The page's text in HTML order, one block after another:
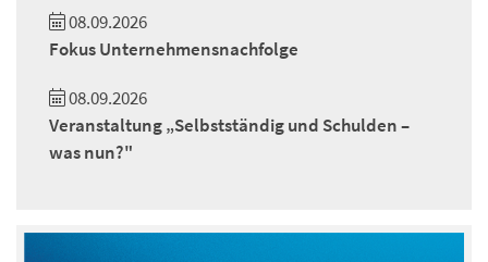
08.09.2026
Fokus Unternehmensnachfolge
08.09.2026
Veranstaltung „Selbstständig und Schulden –
was nun?"